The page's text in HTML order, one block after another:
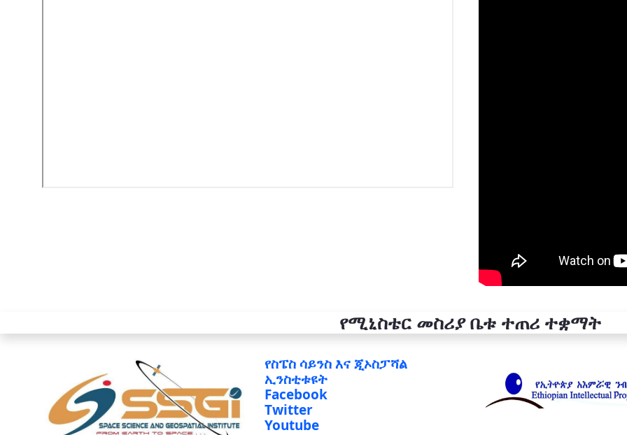
የሚኒስቴር መስሪያ ቤቱ ተጠሪ ተቋማት
የስፔስ ሳይንስ እና ጂኦስፓሻል
ኢንስቲቱዩት
Facebook
Twitter
Youtube